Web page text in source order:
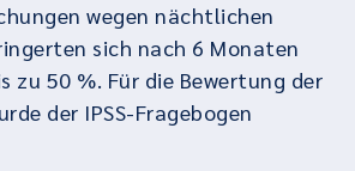
wegen nächtlichen
sich nach 6 Monaten
zu 50 %. Für die Bewertung der
der IPSS‑Fragebogen